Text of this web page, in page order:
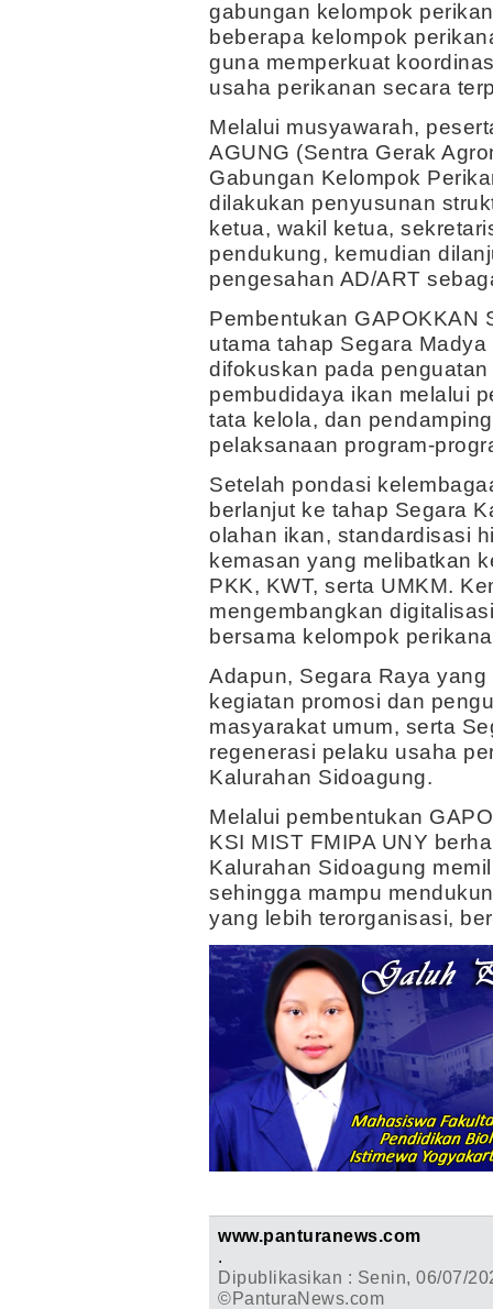
gabungan kelompok
beberapa kelompok
guna memperkuat
usaha perikanan secara
Melalui musyawarah,
AGUNG (Sentra Gerak
Gabungan Kelompok
dilakukan penyusunan
ketua, wakil ketua,
pendukung, kemudian
pengesahan AD/ART
Pembentukan GAPOKKAN
utama tahap Segara
difokuskan pada
pembudidaya ikan melalui
tata kelola, dan
pelaksanaan program-
Setelah pondasi
berlanjut ke tahap Segara
olahan ikan, standardisasi
kemasan yang melibatkan
PKK, KWT, serta UMKM.
mengembangkan
bersama kelompok
Adapun, Segara Raya
kegiatan promosi dan
masyarakat umum, serta
regenerasi pelaku usaha
Kalurahan Sidoagung.
Melalui pembentukan
KSI MIST FMIPA UNY
Kalurahan Sidoagung
sehingga mampu
yang lebih terorganisasi,
www.panturanews.com
.
Dipublikasikan : Senin, 06/07/
©PanturaNews.com